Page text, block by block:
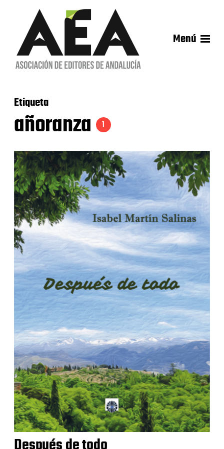
Menú
Etiqueta
añoranza 1